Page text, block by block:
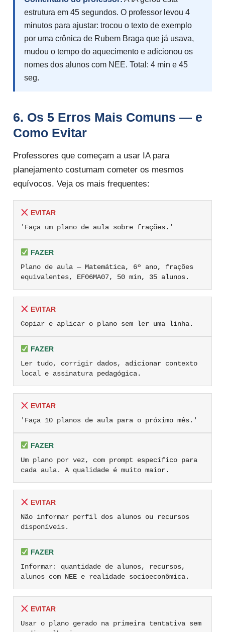
estrutura em 45 segundos. O professor levou 4
minutos para ajustar: trocou o texto de exemplo
por uma crônica de Rubem Braga que já usava,
mudou o tempo do aquecimento e adicionou os
nomes dos alunos com NEE. Total: 4 min e 45
seg.
6. Os 5 Erros Mais Comuns — e
Como Evitar
Professores que começam a usar IA para
planejamento costumam cometer os mesmos
equívocos. Veja os mais frequentes:
EVITAR
'Faça um plano de aula sobre frações.'
FAZER
Plano de aula — Matemática, 6º ano, frações
equivalentes, EF06MA07, 50 min, 35 alunos.
EVITAR
Copiar e aplicar o plano sem ler uma linha.
FAZER
Ler tudo, corrigir dados, adicionar contexto
local e assinatura pedagógica.
EVITAR
'Faça 10 planos de aula para o próximo mês.'
FAZER
Um plano por vez, com prompt específico para
cada aula. A qualidade é muito maior.
EVITAR
Não informar perfil dos alunos ou recursos
disponíveis.
FAZER
Informar: quantidade de alunos, recursos,
alunos com NEE e realidade socioeconômica.
EVITAR
Usar o plano gerado na primeira tentativa sem